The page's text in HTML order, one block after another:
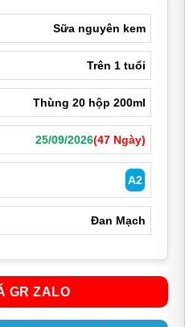
590,000 ₫.
Sữa nguyên kem
Trên 1 tuổi
Thùng 20 hộp 200ml
25/09/2026(47 Ngày)
A2
Đan Mạch
GR ZALO